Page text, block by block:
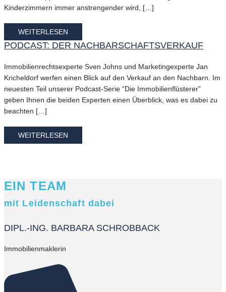
Kinderzimmern immer anstrengender wird, […]
WEITERLESEN
PODCAST: DER NACHBARSCHAFTSVERKAUF
Immobilienrechtsexperte Sven Johns und Marketingexperte Jan
Kricheldorf werfen einen Blick auf den Verkauf an den Nachbarn. Im
neuesten Teil unserer Podcast-Serie “Die Immobilienflüsterer”
geben Ihnen die beiden Experten einen Überblick, was es dabei zu
beachten […]
WEITERLESEN
EIN TEAM
mit Leidenschaft dabei
DIPL.-ING. BARBARA SCHROBBACK
Immobilienmaklerin